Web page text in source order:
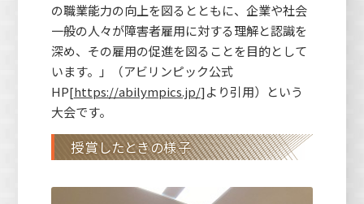
の職業能力の向上を図るとともに、企業や社会
一般の人々が障害者雇用に対する理解と認識を
深め、その雇用の促進を図ることを目的として
います。」（アビリンピック公式
HP[https://abilympics.jp/]より引用）という
大会です。
授賞したときの様子